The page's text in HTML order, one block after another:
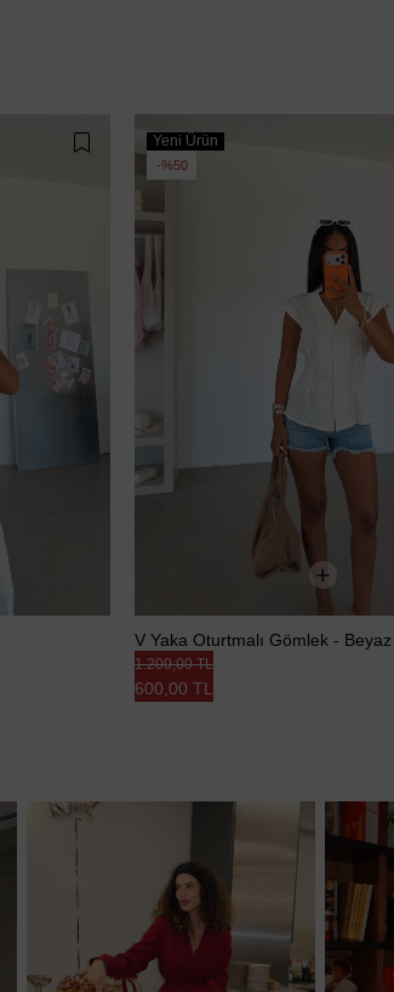
Yeni Ürün
%50
V Yaka Oturtmalı Gömlek - Beyaz
600,00 TL
1.200,00 TL